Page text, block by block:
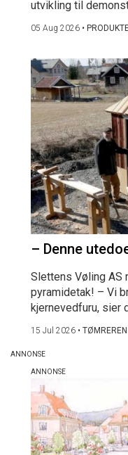
utvikling til
05 Aug 2026 •
– Denne
Slettens Vøling AS
pyramidetak! – Vi
kjernevedfuru, sier
15 Jul 2026 • TØMREREN